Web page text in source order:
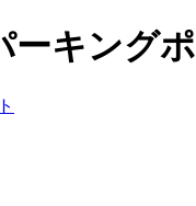
ーキング